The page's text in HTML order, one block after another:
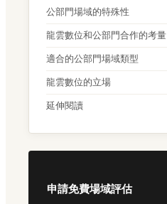
公部門場域的特殊性
龍雲數位和公部門合作的考量
適合的公部門場域類型
龍雲數位的立場
延伸閱讀
申請免費場域評估